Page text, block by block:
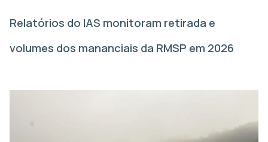
Relatórios do IAS monitoram retirada e
volumes dos mananciais da RMSP em 2026